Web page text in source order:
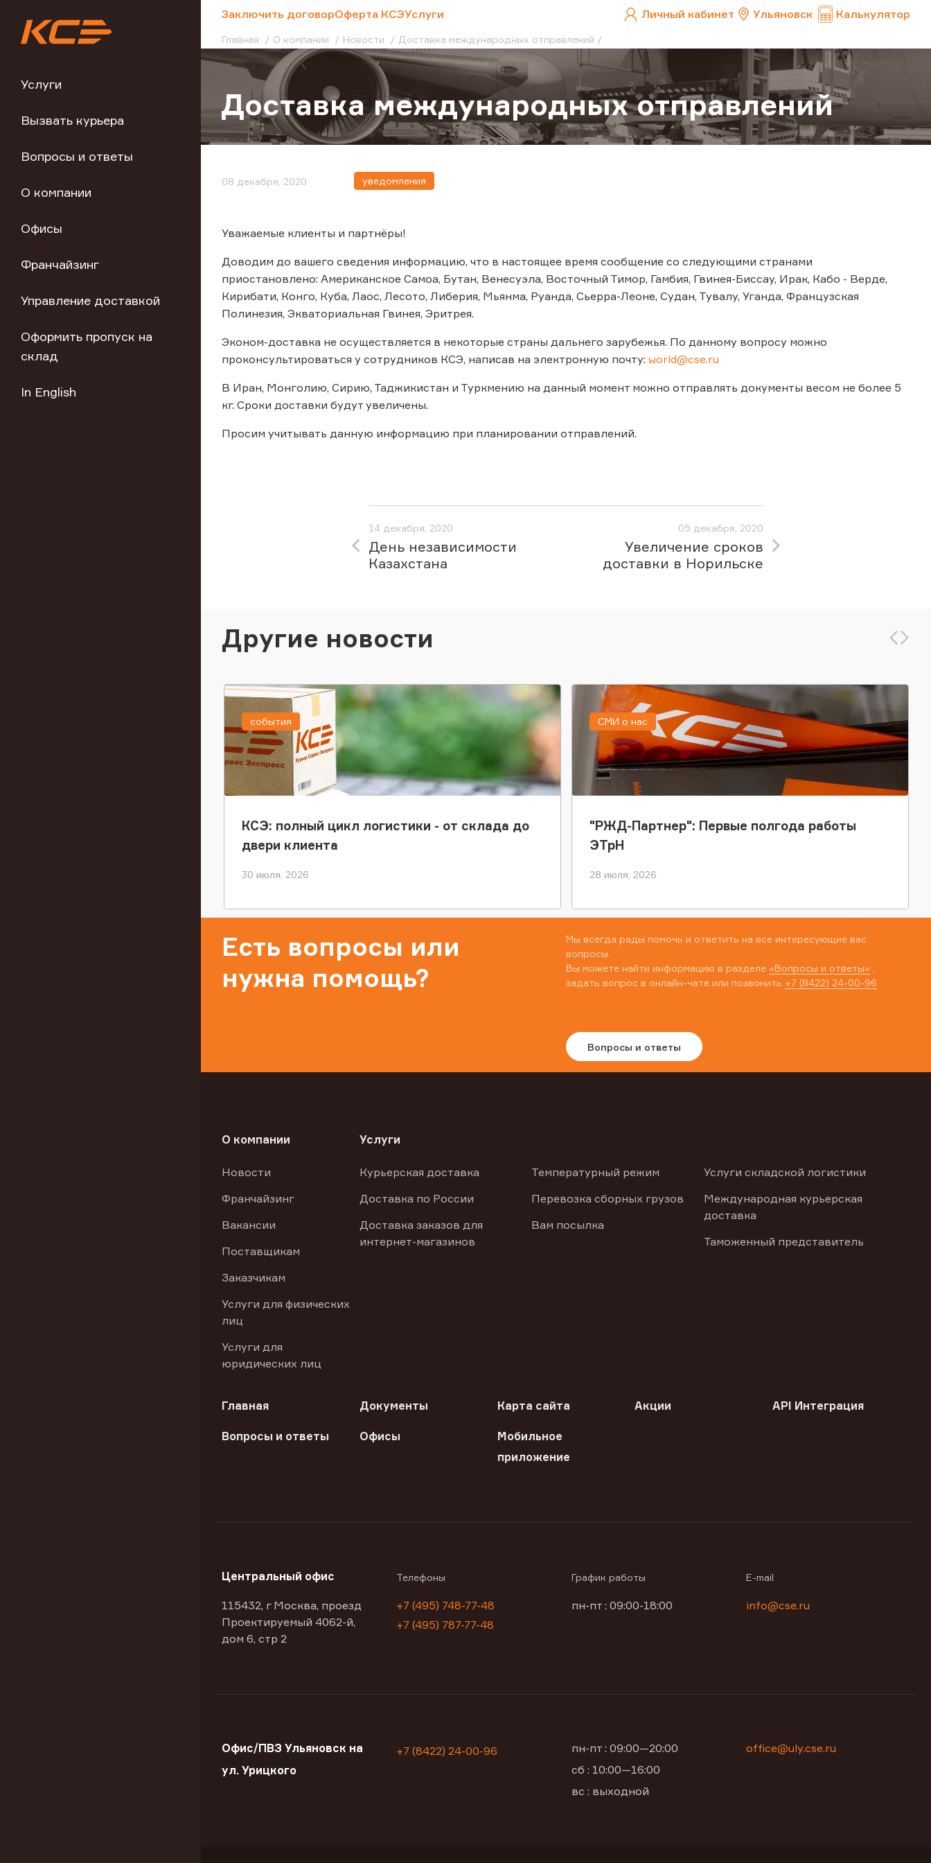
Услуги
Вызвать курьера
Вопросы и ответы
О компании
Офисы
Франчайзинг
Управление доставкой
Оформить пропуск на
склад
In English
Заключить договорОферта КСЭУслуги Личный кабинет Ульяновск Калькулятор
Главная О компании Новости Доставка международных отправлений
Доставка международных отправлений
08 декабря, 2020 уведомления
Уважаемые клиенты и партнёры!
Доводим до вашего сведения информацию, что в настоящее время сообщение со следующими странами
приостановлено: Американское Самоа, Бутан, Венесуэла, Восточный Тимор, Гамбия, Гвинея-Биссау, Ирак, Кабо - Верде,
Кирибати, Конго, Куба, Лаос, Лесото, Либерия, Мьянма, Руанда, Сьерра-Леоне, Судан, Тувалу, Уганда, Французская
Полинезия, Экваториальная Гвинея, Эритрея.
Эконом-доставка не осуществляется в некоторые страны дальнего зарубежья. По данному вопросу можно
проконсультироваться у сотрудников КСЭ, написав на электронную почту: world@cse.ru
В Иран, Монголию, Сирию, Таджикистан и Туркмению на данный момент можно отправлять документы весом не более 5
кг. Сроки доставки будут увеличены.
Просим учитывать данную информацию при планировании отправлений.
14 декабря, 2020
День независимости
Казахстана
05 декабря, 2020
Увеличение сроков
доставки в Норильске
Другие новости
КСЭ: полный цикл логистики - от склада до
двери клиента
30 июля, 2026
события
"РЖД-Партнер": Первые полгода работы
ЭТрН
28 июля, 2026
СМИ о нас
Есть вопросы или
нужна помощь?
Мы всегда рады помочь и ответить на все интересующие вас
вопросы.
Вы можете найти информацию в разделе «Вопросы и ответы»
задать вопрос в онлайн-чате или позвонить +7 (8422) 24-00-96
Вопросы и ответы
О компании
Новости
Франчайзинг
Вакансии
Поставщикам
Заказчикам
Услуги для физических
лиц
Услуги для
юридических лиц
Услуги
Курьерская доставка
Доставка по России
Доставка заказов для
интернет-магазинов
Температурный режим
Перевозка сборных грузов
Вам посылка
Услуги складской логистики
Международная курьерская
доставка
Таможенный представитель
Главная Документы Карта сайта Акции API Интеграция
Вопросы и ответы Офисы
Мобильное
приложение
Центральный офис
115432, г Москва, проезд
Проектируемый 4062-й,
дом 6, стр 2
Телефоны
+7 (495) 748-77-48
+7 (495) 787-77-48
График работы
пн-пт : 09:00-18:00
E-mail
info@cse.ru
Офис/ПВЗ Ульяновск на
ул. Урицкого
+7 (8422) 24-00-96
пн-пт : 09:00—20:00
сб : 10:00—16:00
вс : выходной
office@uly.cse.ru